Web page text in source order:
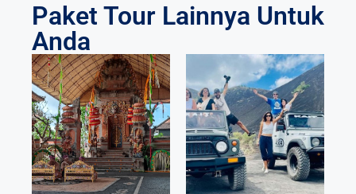
Paket Tour Lainnya Untuk
Anda